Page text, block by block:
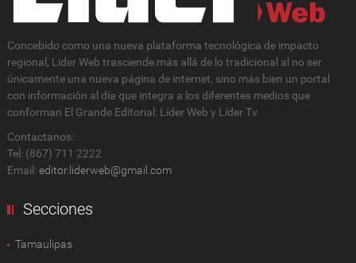
Concebido como una nueva plataforma tecnológica de impacto
regional, Lider Web trasciende más allá de lo tradicional al no ser
únicamente una nueva página de internet, sino más bien un portal
con información al día que integra a los diferentes medios que
conforman El Grande Editorial: Líder Web y Líder Tv
Contactanos:
Tel: (867) 711 2222
Email: editor.liderweb@gmail.com
Secciones
Tamaulipas